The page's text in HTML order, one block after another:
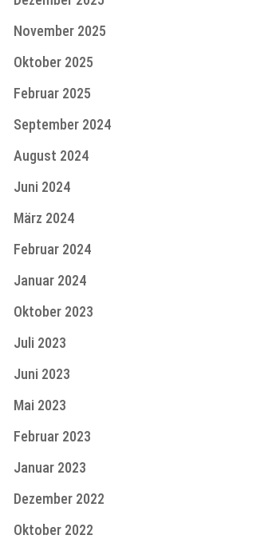
November 2025
Oktober 2025
Februar 2025
September 2024
August 2024
Juni 2024
März 2024
Februar 2024
Januar 2024
Oktober 2023
Juli 2023
Juni 2023
Mai 2023
Februar 2023
Januar 2023
Dezember 2022
Oktober 2022